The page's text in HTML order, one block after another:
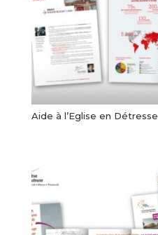
Aide à l’Eglise en Détresse